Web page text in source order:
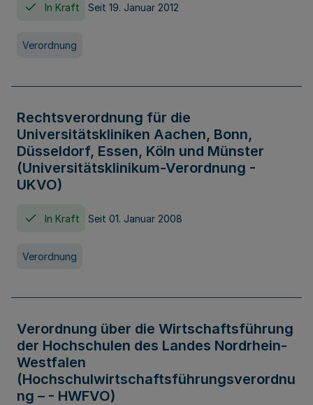
In Kraft Seit 19. Januar 2012
Verordnung
Rechtsverordnung für die
Universitätskliniken Aachen, Bonn,
Düsseldorf, Essen, Köln und Münster
(Universitätsklinikum-Verordnung -
UKVO)
In Kraft Seit 01. Januar 2008
Verordnung
Verordnung über die Wirtschaftsführung
der Hochschulen des Landes Nordrhein-
Westfalen
(Hochschulwirtschaftsführungsverordnu
ng – - HWFVO)